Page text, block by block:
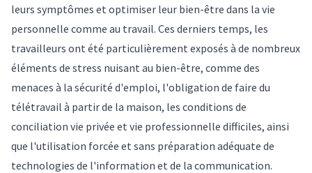
leurs symptômes et optimiser leur bien-être dans la vie
personnelle comme au travail. Ces derniers temps, les
travailleurs ont été particulièrement exposés à de nombreux
éléments de stress nuisant au bien-être, comme des
menaces à la sécurité d'emploi, l'obligation de faire du
télétravail à partir de la maison, les conditions de
conciliation vie privée et vie professionnelle difficiles, ainsi
que l'utilisation forcée et sans préparation adéquate de
technologies de l'information et de la communication.